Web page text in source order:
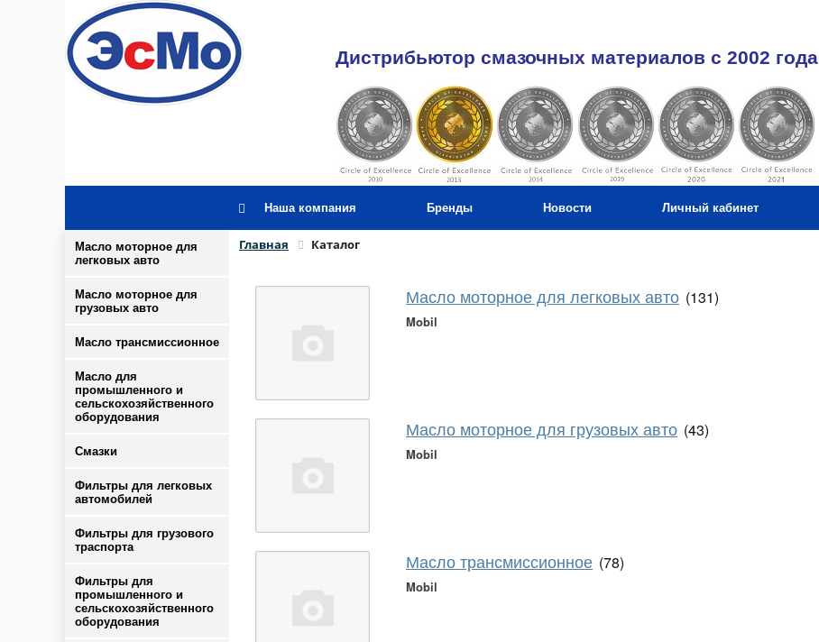
Дистрибьютор смазочных материалов c 2002 года
Наша компания Бренды Новости Личный кабинет
Масло моторное для
легковых авто
Масло моторное для
грузовых авто
Масло трансмиссионное
Масло для
промышленного и
сельскохозяйственного
оборудования
Смазки
Фильтры для легковых
автомобилей
Фильтры для грузового
траспорта
Фильтры для
промышленного и
сельскохозяйственного
оборудования
Главная Каталог
Масло моторное для легковых авто (131)
Mobil
Масло моторное для грузовых авто (43)
Mobil
Масло трансмиссионное (78)
Mobil